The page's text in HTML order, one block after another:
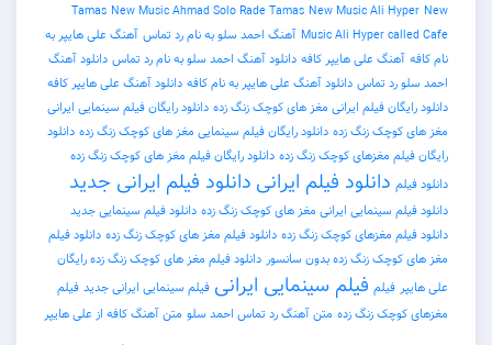
Tamas New Music Ahmad Solo Rade Tamas New Music Ali
Music Ali Hyper آهنگ احمد سلو به نام رد تماس آهنگ علی هایپر به
علی هایپر کافه دانلود آهنگ احمد سلو به نام رد تماس دانلود آهنگ
دانلود آهنگ علی هایپر به نام کافه دانلود آهنگ علی هایپر کافه
فیلم ایرانی مغز های کوچک زنگ زده دانلود رایگان فیلم سینمایی ایرانی
زنگ زده دانلود رایگان فیلم سینمایی مغز های کوچک زنگ زده دانلود
مغزهای کوچک زنگ زده دانلود رایگان فیلم مغز های کوچک زنگ زده
دانلود فیلم ایرانیدانلود فیلم ایرانی جدید
سینمایی ایرانی مغز های کوچک زنگ زده دانلود فیلم سینمایی جدید
مغزهای کوچک زنگ زده دانلود فیلم مغز های کوچک زنگ زده دانلود فیلم
زنگ زده بدون سانسور دانلود فیلم مغز های کوچک زنگ زده رایگان
فیلم سینمایی ایرانی فیلم سینمایی ایرانی جدید فیلم
زنگ زده متن آهنگ رد تماس احمد سلو متن آهنگ کافه از علی هایپر